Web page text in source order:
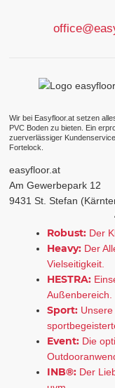
Wir bei Easyfloor.at setzen
PVC Boden zu bieten. Ein
zuerverlässiger
Fortelock.
easyfloor.at
Am Gewerbepark 12
9431 St. Stefan
Robust: Der
Heavy: Der
Vielseitigkeit.
HESTRA:
Außenbereich.
Sport:
Event: Die
INB®: Der